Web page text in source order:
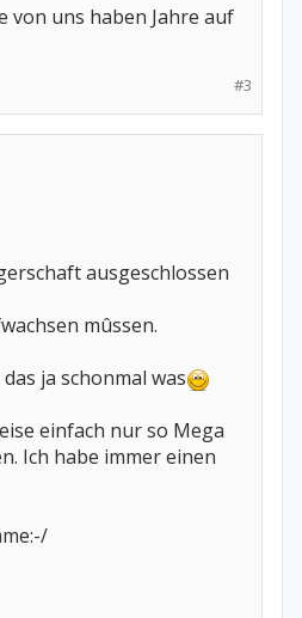
von uns haben Jahre auf
#3
ausgeschlossen
mûssen.
ja schonmal was
einfach nur so Mega
Ich habe immer einen